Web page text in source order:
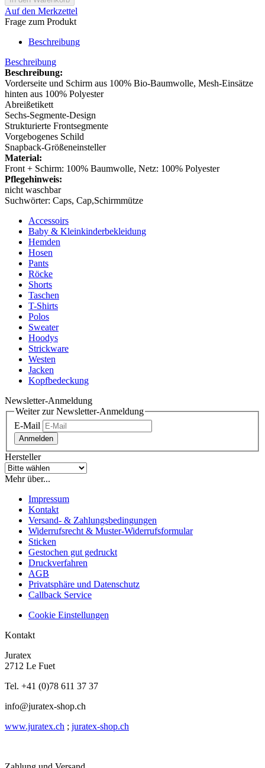
Auf den Merkzettel
Frage zum Produkt
Beschreibung
Beschreibung
Beschreibung:
Vorderseite und Schirm aus 100% Bio-Baumwolle, Mesh-Einsätze
hinten aus 100% Polyester
Abreißetikett
Sechs-Segmente-Design
Strukturierte Frontsegmente
Vorgebogenes Schild
Snapback-Größeneinsteller
Material:
Front + Schirm: 100% Baumwolle, Netz: 100% Polyester
Pflegehinweis:
nicht waschbar
Suchwörter: Caps, Cap,Schirmmütze
Accessoirs
Baby & Kleinkinderbekleidung
Hemden
Hosen
Pants
Röcke
Shorts
Taschen
T-Shirts
Polos
Sweater
Hoodys
Strickware
Westen
Jacken
Kopfbedeckung
Newsletter-Anmeldung
Weiter zur Newsletter-Anmeldung
E-Mail
Anmelden
Hersteller
Mehr über...
Impressum
Kontakt
Versand- & Zahlungsbedingungen
Widerrufsrecht & Muster-Widerrufsformular
Sticken
Gestochen gut gedruckt
Druckverfahren
AGB
Privatsphäre und Datenschutz
Callback Service
Cookie Einstellungen
Kontakt
Juratex
2712 Le Fuet
Tel. +41 (0)78 611 37 37
info@juratex-shop.ch
www.juratex.ch ; juratex-shop.ch